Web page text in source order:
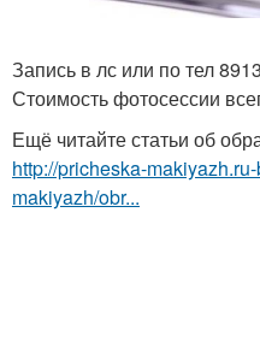
Запись в лс или по тел
Стоимость фотосессии
Ещё читайте статьи об
http://pricheska-
makiyazh/obr...